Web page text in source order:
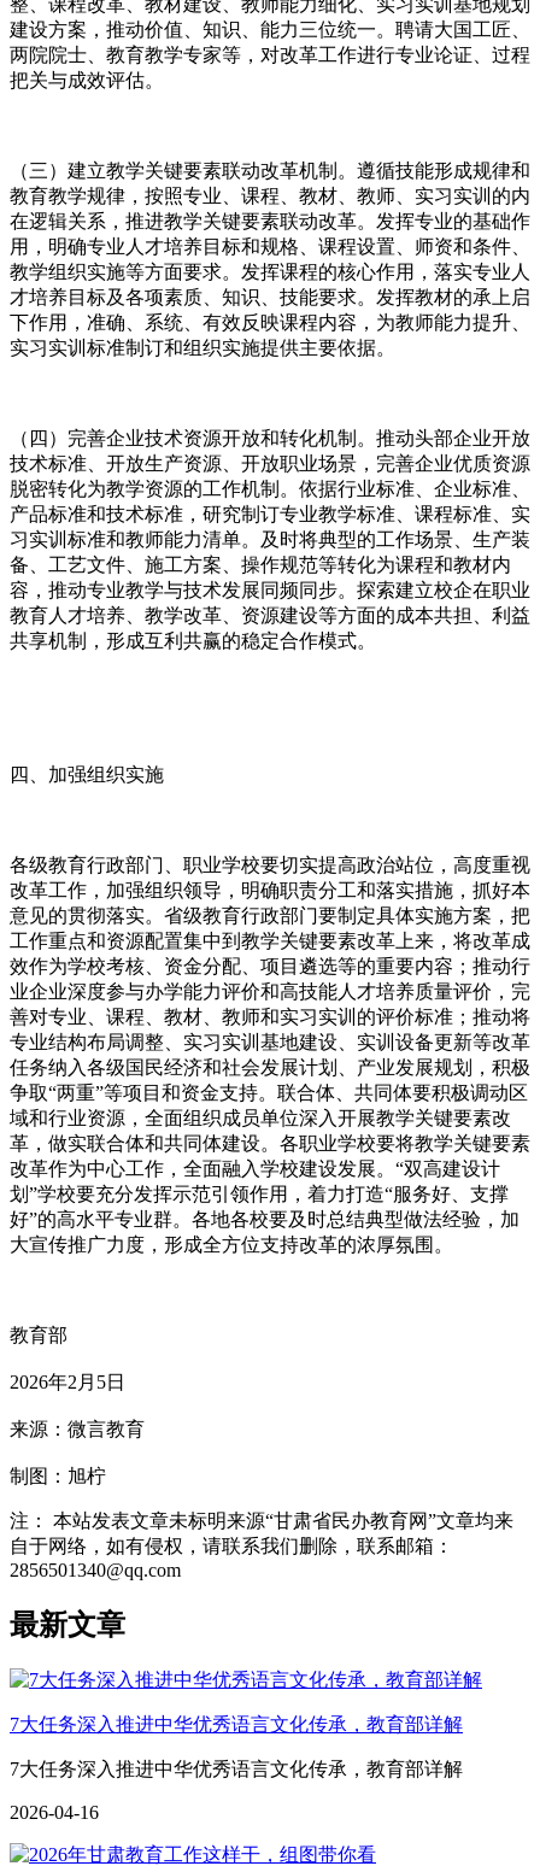
建设方案，推动价值、知识、能力三位统一。聘请大国工匠、
两院院士、教育教学专家等，对改革工作进行专业论证、过程
把关与成效评估。
（三）建立教学关键要素联动改革机制。遵循技能形成规律和
教育教学规律，按照专业、课程、教材、教师、实习实训的内
在逻辑关系，推进教学关键要素联动改革。发挥专业的基础作
用，明确专业人才培养目标和规格、课程设置、师资和条件、
教学组织实施等方面要求。发挥课程的核心作用，落实专业人
才培养目标及各项素质、知识、技能要求。发挥教材的承上启
下作用，准确、系统、有效反映课程内容，为教师能力提升、
实习实训标准制订和组织实施提供主要依据。
（四）完善企业技术资源开放和转化机制。推动头部企业开放
技术标准、开放生产资源、开放职业场景，完善企业优质资源
脱密转化为教学资源的工作机制。依据行业标准、企业标准、
产品标准和技术标准，研究制订专业教学标准、课程标准、实
习实训标准和教师能力清单。及时将典型的工作场景、生产装
备、工艺文件、施工方案、操作规范等转化为课程和教材内
容，推动专业教学与技术发展同频同步。探索建立校企在职业
教育人才培养、教学改革、资源建设等方面的成本共担、利益
共享机制，形成互利共赢的稳定合作模式。
四、加强组织实施
各级教育行政部门、职业学校要切实提高政治站位，高度重视
改革工作，加强组织领导，明确职责分工和落实措施，抓好本
意见的贯彻落实。省级教育行政部门要制定具体实施方案，把
工作重点和资源配置集中到教学关键要素改革上来，将改革成
效作为学校考核、资金分配、项目遴选等的重要内容；推动行
业企业深度参与办学能力评价和高技能人才培养质量评价，完
善对专业、课程、教材、教师和实习实训的评价标准；推动将
专业结构布局调整、实习实训基地建设、实训设备更新等改革
任务纳入各级国民经济和社会发展计划、产业发展规划，积极
争取“两重”等项目和资金支持。联合体、共同体要积极调动区
域和行业资源，全面组织成员单位深入开展教学关键要素改
革，做实联合体和共同体建设。各职业学校要将教学关键要素
改革作为中心工作，全面融入学校建设发展。“双高建设计
划”学校要充分发挥示范引领作用，着力打造“服务好、支撑
好”的高水平专业群。各地各校要及时总结典型做法经验，加
大宣传推广力度，形成全方位支持改革的浓厚氛围。
教育部
2026年2月5日
来源：微言教育
制图：旭柠
注： 本站发表文章未标明来源“甘肃省民办教育网”文章均来
自于网络，如有侵权，请联系我们删除，联系邮箱：
2856501340@qq.com
最新文章
7大任务深入推进中华优秀语言文化传承，教育部详解
7大任务深入推进中华优秀语言文化传承，教育部详解
2026-04-16